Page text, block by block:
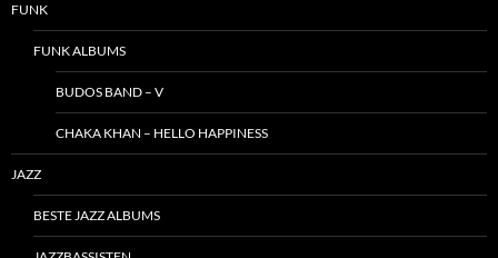
FUNK
FUNK ALBUMS
BUDOS BAND – V
CHAKA KHAN – HELLO HAPPINESS
JAZZ
BESTE JAZZ ALBUMS